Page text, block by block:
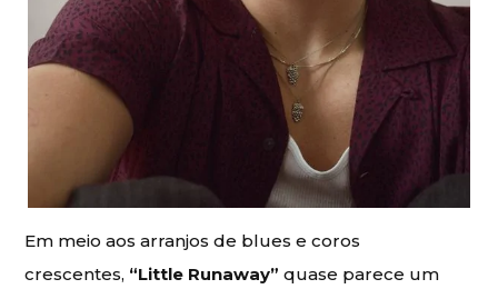
Em meio aos arranjos de blues e coros
crescentes, “Little Runaway” quase parece um